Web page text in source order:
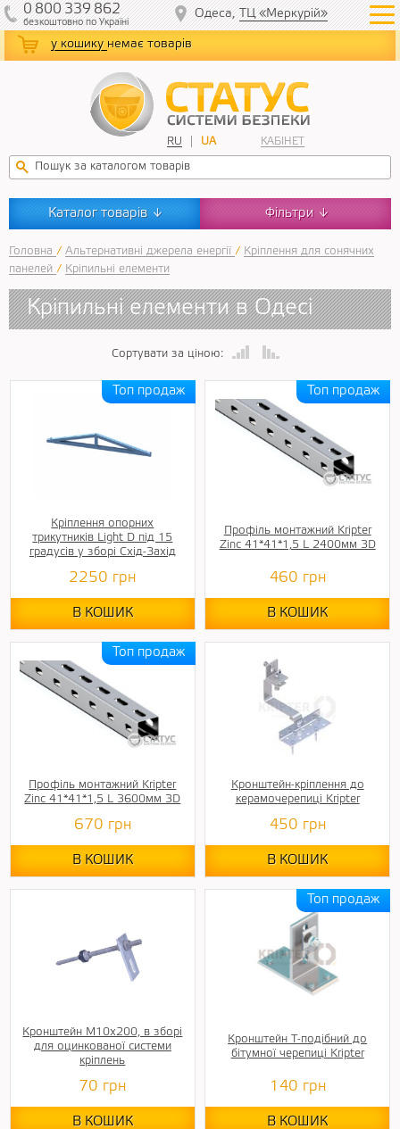
у кошику немає товарів
RU UA КАБІНЕТ
0 800 339 862
безкоштовнопо Україні
Одеса, ТЦ «Меркурій»
Каталог товарів ↓ Фільтри ↓
Головна / Альтернативні джерела енергії / Кріплення для сонячних
панелей / Кріпильні елементи
Кріпильні елементи в Одесі
Сортувати за ціною:
Кріплення опорних
трикутників Light D під 15
градусів у зборі Схід-Захід
2250 грн
В КОШИК
Профіль монтажний Kripter
Zinc 41*41*1,5 L 2400мм 3D
460 грн
В КОШИК
Профіль монтажний Kripter
Zinc 41*41*1,5 L 3600мм 3D
670 грн
В КОШИК
Кронштейн-кріплення до
керамочерепиці Kripter
450 грн
В КОШИК
Кронштейн М10х200, в зборі
для оцинкованої системи
кріплень
70 грн
В КОШИК
Кронштейн Т-подібний до
бітумної черепиці Kripter
140 грн
В КОШИК